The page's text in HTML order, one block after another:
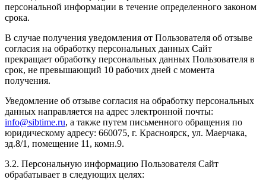
персональной информации в течение определенного законом
срока.
В случае получения уведомления от Пользователя об отзыве
согласия на обработку персональных данных Сайт
прекращает обработку персональных данных Пользователя в
срок, не превышающий 10 рабочих дней с момента
получения.
Уведомление об отзыве согласия на обработку персональных
данных направляется на адрес электронной почты:
info@sibtime.ru, а также путем письменного обращения по
юридическому адресу: 660075, г. Красноярск, ул. Маерчака,
зд.8/1, помещение 11, комн.9.
3.2. Персональную информацию Пользователя Сайт
обрабатывает в следующих целях: